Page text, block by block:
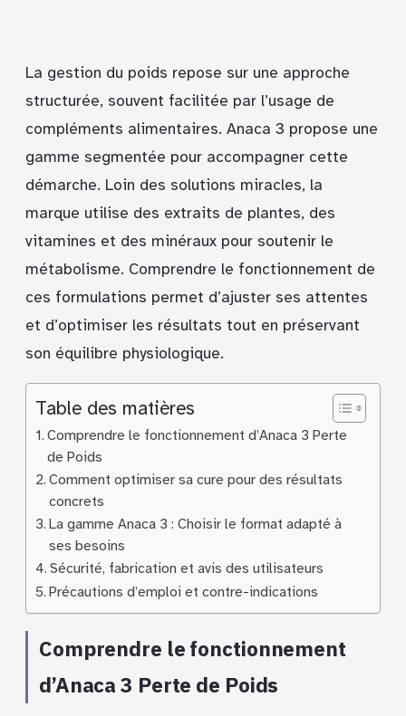
La gestion du poids repose sur une approche
structurée, souvent facilitée par l’usage de
compléments alimentaires. Anaca 3 propose une
gamme segmentée pour accompagner cette
démarche. Loin des solutions miracles, la
marque utilise des extraits de plantes, des
vitamines et des minéraux pour soutenir le
métabolisme. Comprendre le fonctionnement de
ces formulations permet d’ajuster ses attentes
et d’optimiser les résultats tout en préservant
son équilibre physiologique.
Table des matières
Comprendre le fonctionnement d’Anaca 3 Perte
de Poids
Comment optimiser sa cure pour des résultats
concrets
La gamme Anaca 3 : Choisir le format adapté à
ses besoins
Sécurité, fabrication et avis des utilisateurs
Précautions d’emploi et contre-indications
Comprendre le fonctionnement
d’Anaca 3 Perte de Poids